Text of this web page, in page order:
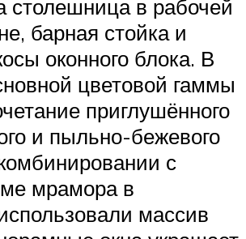
столешница в рабочей
барная стойка и
оконного блока. В
цветовой гаммы
приглушённого
и пыльно-бежевого
с
мрамора в
массив